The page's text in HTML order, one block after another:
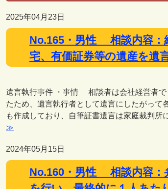
2025年04月23日
No.165・男性 相談内容：
宅、有価証券等の遺産を遺
遺言執行事件 ・事情 相談者は会社経営者で
たため、遺言執行者として遺言にしたがっ
も作成しており、自筆証書遺言は家庭裁判
≫
2024年05月15日
No.160・男性 相談内容：